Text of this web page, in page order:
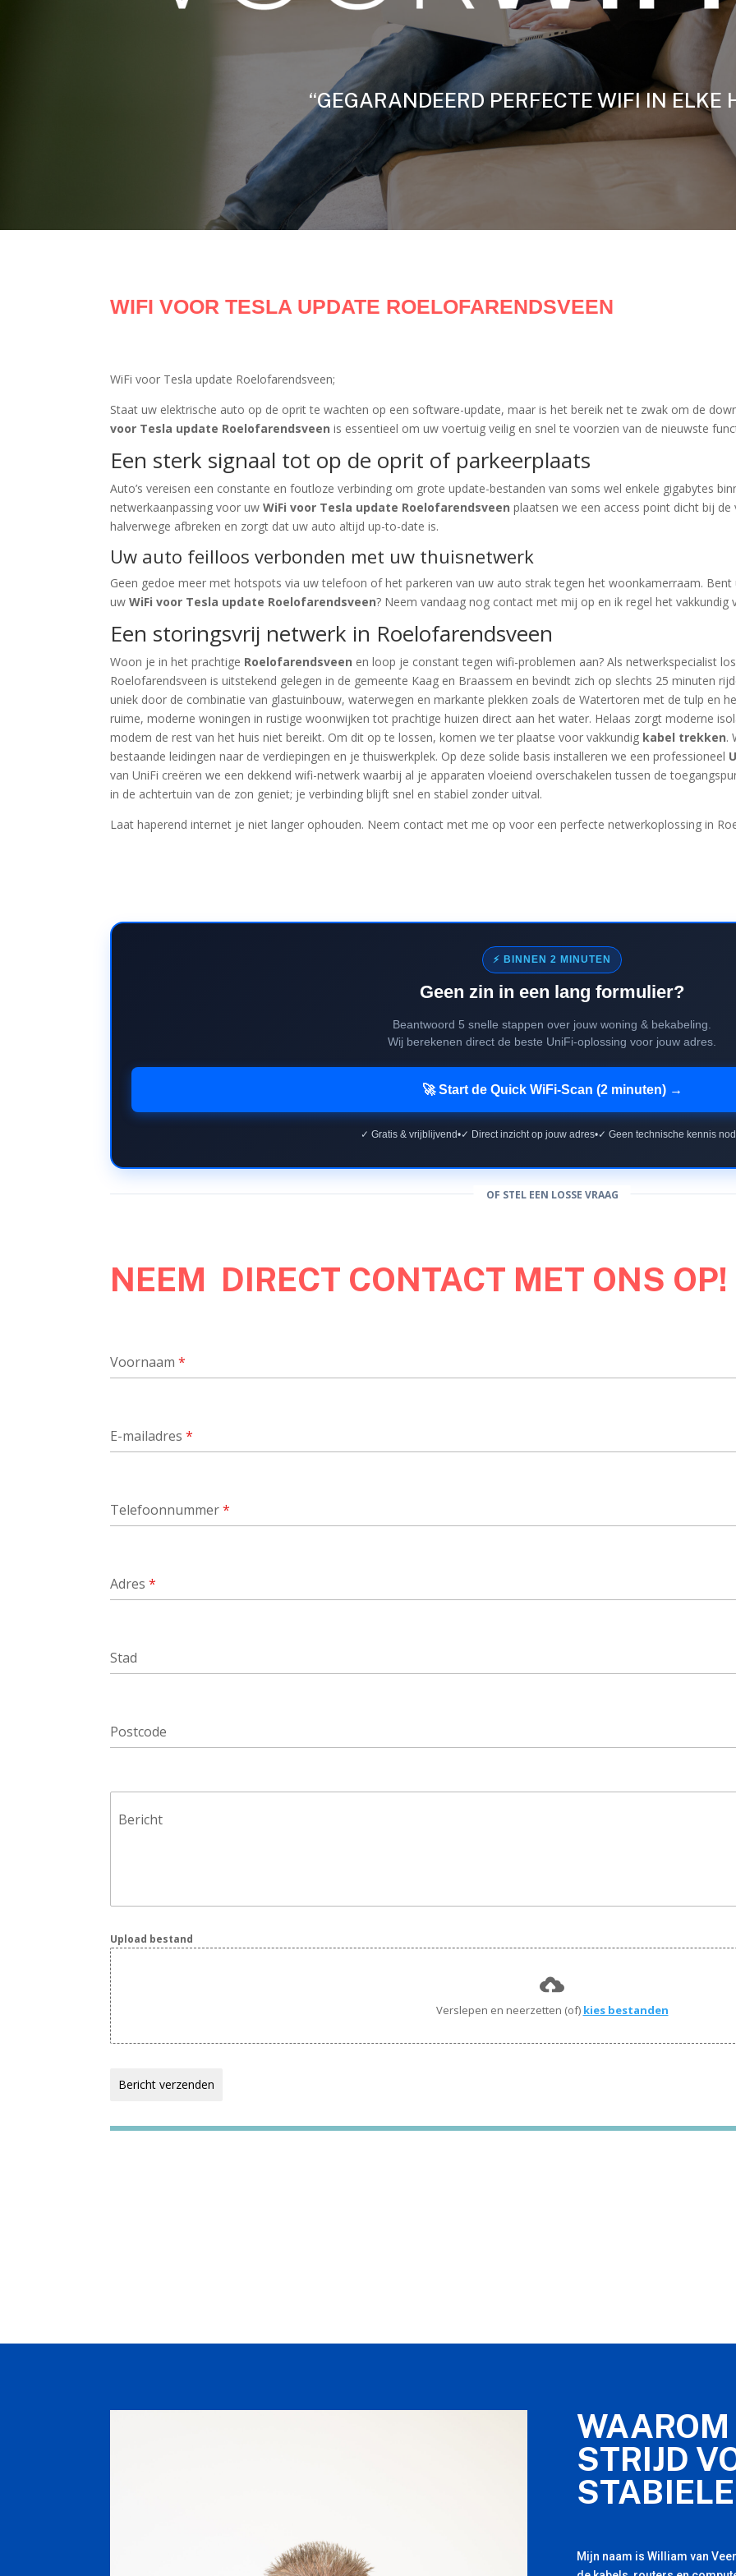
“GEGARANDEERD PERFECTE WIFI IN ELKE
WIFI VOOR TESLA UPDATE ROELOFARENDSVEEN
WiFi voor Tesla update Roelofarendsveen;
Staat uw elektrische auto op de oprit te wachten op een software-update, maar is het bereik net te zwak om de
voor Tesla update Roelofarendsveen is essentieel om uw voertuig veilig en snel te voorzien van de nieuwste
Een sterk signaal tot op de oprit of parkeerplaats
Auto’s vereisen een constante en foutloze verbinding om grote update-bestanden van soms wel enkele gigabytes
netwerkaanpassing voor uwWiFi voor Tesla update Roelofarendsveen plaatsen we een access point dicht bij
halverwege afbreken en zorgt dat uw auto altijd up-to-date is.
Uw auto feilloos verbonden met uw thuisnetwerk
Geen gedoe meer met hotspots via uw telefoon of het parkeren van uw auto strak tegen het woonkamerraam.
uwWiFi voor Tesla update Roelofarendsveen? Neem vandaag nog contact met mij op en ik regel het vakkundig
Een storingsvrij netwerk in Roelofarendsveen
Woon je in het prachtige Roelofarendsveen en loop je constant tegen wifi-problemen aan? Als netwerkspecialist
Roelofarendsveen is uitstekend gelegen in de gemeente Kaag en Braassem en bevindt zich op slechts 25 minuten
uniek door de combinatie van glastuinbouw, waterwegen en markante plekken zoals de Watertoren met de tulp en
ruime, moderne woningen in rustige woonwijken tot prachtige huizen direct aan het water. Helaas zorgt moderne
modem de rest van het huis niet bereikt. Om dit op te lossen, komen we ter plaatse voor vakkundig kabel trekken.
bestaande leidingen naar de verdiepingen en je thuiswerkplek. Op deze solide basis installeren we een professioneel
van UniFi creëren we een dekkend wifi-netwerk waarbij al je apparaten vloeiend overschakelen tussen de
in de achtertuin van de zon geniet; je verbinding blijft snel en stabiel zonder uitval.
Laat haperend internet je niet langer ophouden. Neem contact met me op voor een perfecte netwerkoplossing in
⚡ BINNEN 2 MINUTEN
Geen zin in een lang formulier?
Beantwoord 5 snelle stappen over jouw woning & bekabeling.
Wij berekenen direct de beste UniFi-oplossing voor jouw adres.
🚀 Start de Quick WiFi-Scan (2 minuten) →
✓ Gratis & vrijblijvend•✓ Direct inzicht op jouw adres•✓ Geen technische kennis
OF STEL EEN LOSSE VRAAG
NEEM DIRECT CONTACT MET ONS OP!
Voornaam*
E-mailadres*
Telefoonnummer*
Adres*
Stad
Postcode
Bericht
Upload bestand
Verslepen en neerzetten (of) kies bestanden
Bericht verzenden
STRIJD
Mijn naam is William van